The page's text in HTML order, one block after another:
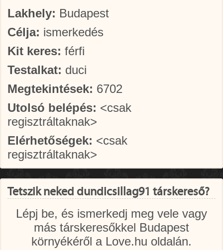
Lakhely: Budapest
Célja: ismerkedés
Kit keres: férfi
Testalkat: duci
Megtekintések: 6702
Utolsó belépés: <csak
regisztráltaknak>
Elérhetőségek: <csak
regisztráltaknak>
Tetszik neked dundicsillag91 társkereső?
Lépj be, és ismerkedj meg vele vagy
más társkeresőkkel Budapest
környékéről a Love.hu oldalán.